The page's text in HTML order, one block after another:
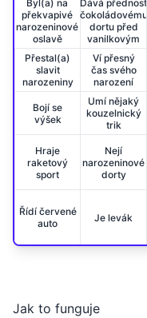
Byl(a) na
překvapivé
narozeninové
oslavě
Dává přednost
čokoládovému
dortu před
vanilkovým
Přestal(a)
slavit
narozeniny
Ví přesný
čas svého
narození
Bojí se
výšek
Umí nějaký
kouzelnický
trik
Hraje
raketový
sport
Nejí
narozeninové
dorty
Řídí červené
auto
Je levák
Jak to funguje